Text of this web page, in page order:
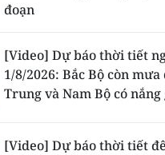
đoạn
[Video] Dự báo thời tiết
1/8/2026: Bắc Bộ còn mưa
Trung và Nam Bộ có
[Video] Dự báo thời tiết